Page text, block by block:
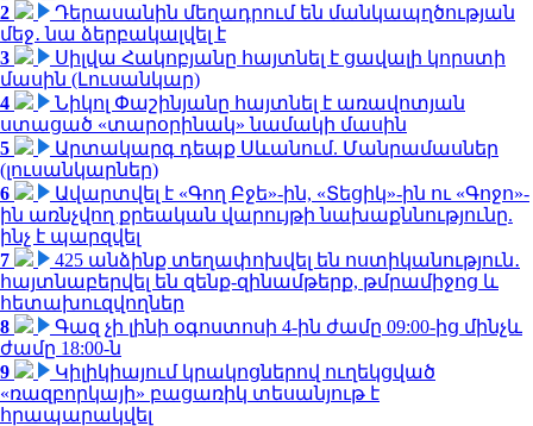
2
Դերասանին մեղադրում են մանկապղծության
մեջ․ նա ձերբակալվել է
3
Սիլվա Հակոբյանը հայտնել է ցավալի կորստի
մասին (Լուսանկար)
4
Նիկոլ Փաշինյանը հայտնել է առավոտյան
ստացած «տարօրինակ» նամակի մասին
5
Արտակարգ դեպք Սևանում. Մանրամասներ
(լուսանկարներ)
6
Ավարտվել է «Գող Բջե»-ին, «Տեցիկ»-ին ու «Գոջո»-
ին առնչվող քրեական վարույթի նախաքննությունը.
ինչ է պարզվել
7
425 անձինք տեղափոխվել են ոստիկանություն․
հայտնաբերվել են զենք-զինամթերք, թմրամիջոց և
հետախուզվողներ
8
Գազ չի լինի օգոստոսի 4-ին ժամը 09:00-ից մինչև
ժամը 18:00-ն
9
Կիլիկիայում կրակոցներով ուղեկցված
«ռազբորկայի» բացառիկ տեսանյութ է
հրապարակվել